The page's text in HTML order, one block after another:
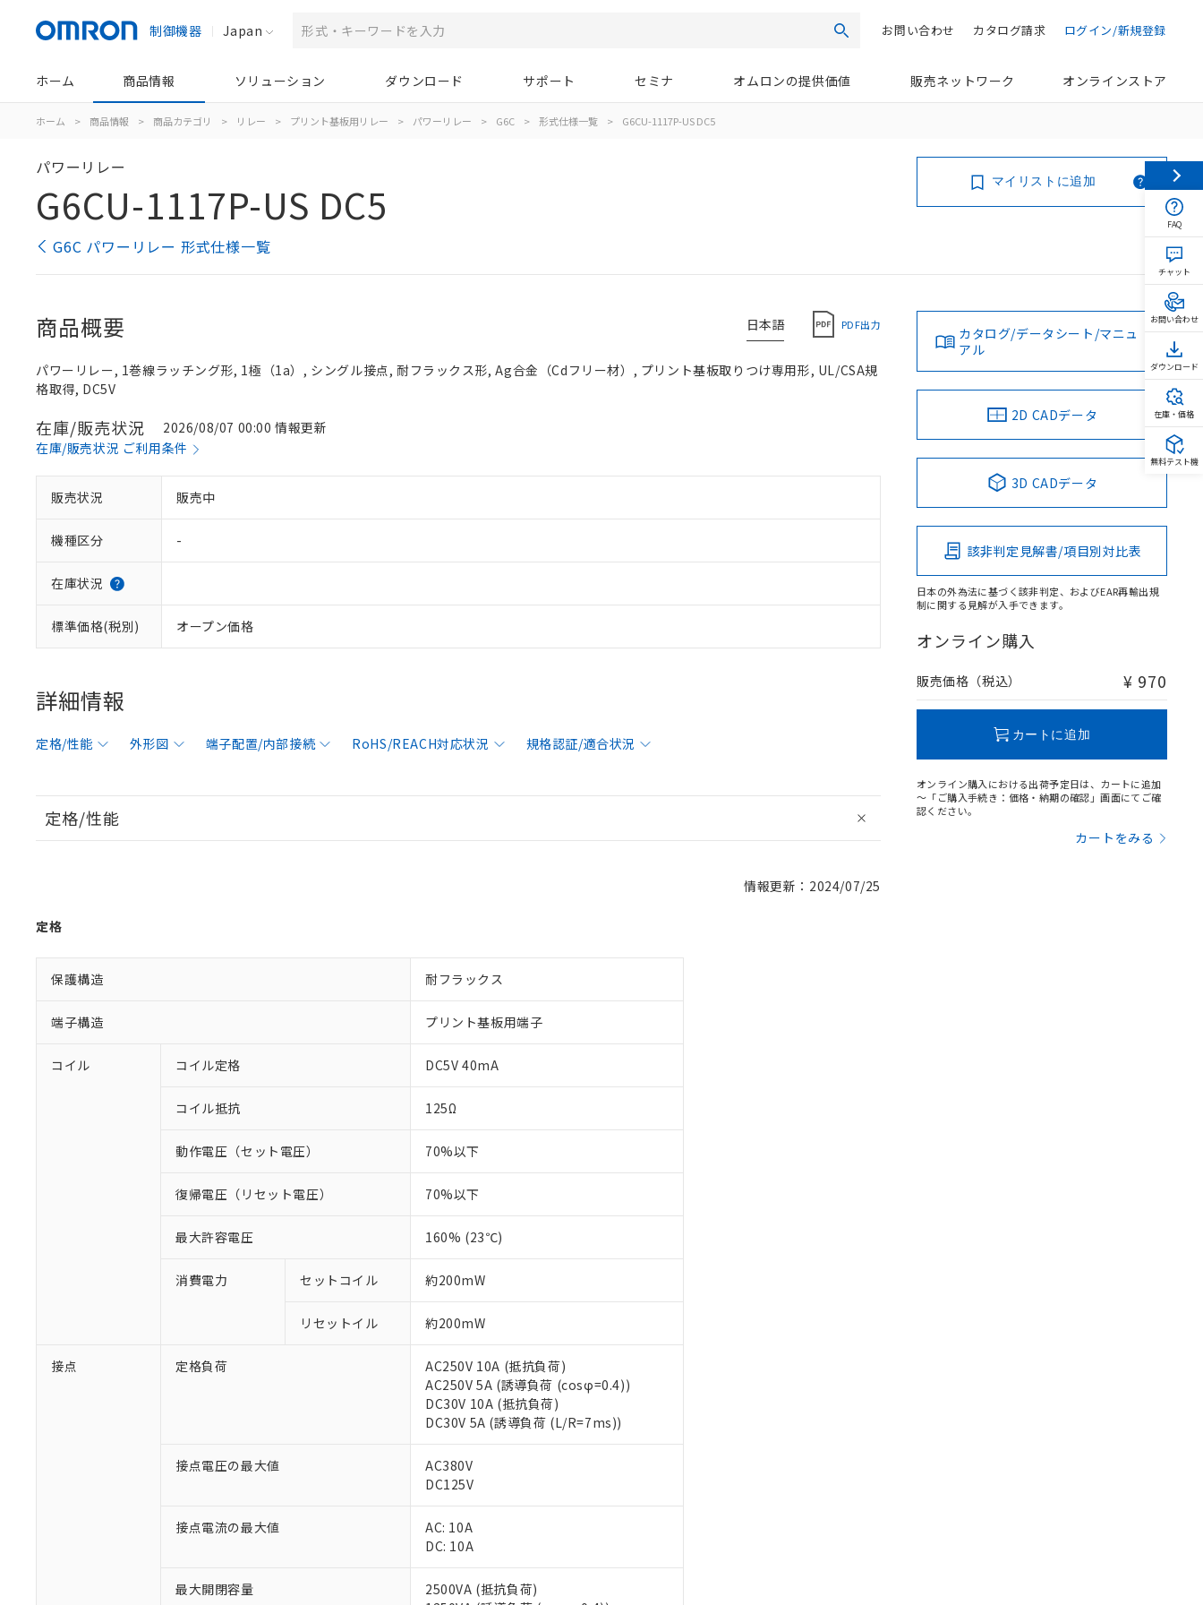
制御機器 Japan 検索 ログイン/新規登録
カタログ請求
お問い合わせ
ホーム 商品情報 ソリューション ダウンロード サポート セミナ オムロンの提供価値 販売ネットワーク オンラインストア
ホーム > 商品情報 > 商品カテゴリ > リレー > プリント基板用リレー > パワーリレー > G6C > 形式仕様一覧 > G6CU-1117P-US DC5
パワーリレー
G6CU-1117P-US DC5
G6C パワーリレー 形式仕様一覧
マイリストに追加
日本語 PDF出力
商品概要
パワーリレー, 1巻線ラッチング形, 1極（1a）, シングル接点, 耐フラックス形, Ag合金（Cdフリー材）, プリント基板取りつけ専用形, UL/CSA規
格取得, DC5V
在庫/販売状況
2026/08/07 00:00 情報更新
在庫/販売状況 ご利用条件
販売状況 販売中
機種区分 -
在庫状況
標準価格(税別) オープン価格
詳細情報
定格/性能 外形図 端子配置/内部接続 RoHS/REACH対応状況 規格認証/適合状況
定格/性能
情報更新：2024/07/25
定格
保護構造 耐フラックス
端子構造 プリント基板用端子
コイル コイル定格 DC5V 40mA
コイル抵抗 125Ω
動作電圧（セット電圧） 70%以下
復帰電圧（リセット電圧） 70%以下
最大許容電圧 160% (23℃)
消費電力 セットコイル 約200mW
リセットイル 約200mW
接点 定格負荷
AC250V 10A (抵抗負荷)
AC250V 5A (誘導負荷 (cosφ=0.4))
DC30V 10A (抵抗負荷)
DC30V 5A (誘導負荷 (L/R=7ms))
接点電圧の最大値
AC380V
DC125V
接点電流の最大値
AC: 10A
DC: 10A
最大開閉容量
2500VA (抵抗負荷)
カタログ/データシート/マニュ
アル
2D CADデータ
3D CADデータ
該非判定見解書/項目別対比表
日本の外為法に基づく該非判定、およびEAR再輸出規
制に関する見解が入手できます。
オンライン購入
販売価格（税込） ¥ 970
カートに追加
オンライン購入における出荷予定日は、カートに追加
～「ご購入手続き：価格・納期の確認」画面にてご確
認ください。
カートをみる
対応済み：EU RoHS指令（10物質）の非含有に対応した製品が提供可能な商品です。
対応予定なし：EU RoHS指令（10物質）の非含有に非対応の商品で、対応品を出す予定はありません。
調査・確認中：EU RoHS指令（10物質）の非含有の対応状況を調査中または確認中の商品です。
FAQ
チャット
お問い合わせ
ダウンロード
在庫・価格
無料テスト機